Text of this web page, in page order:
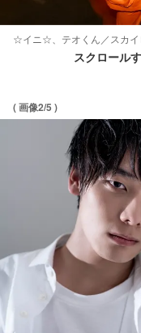
☆イニ☆、テオくん／スカイ
スクロール
( 画像2/5 )